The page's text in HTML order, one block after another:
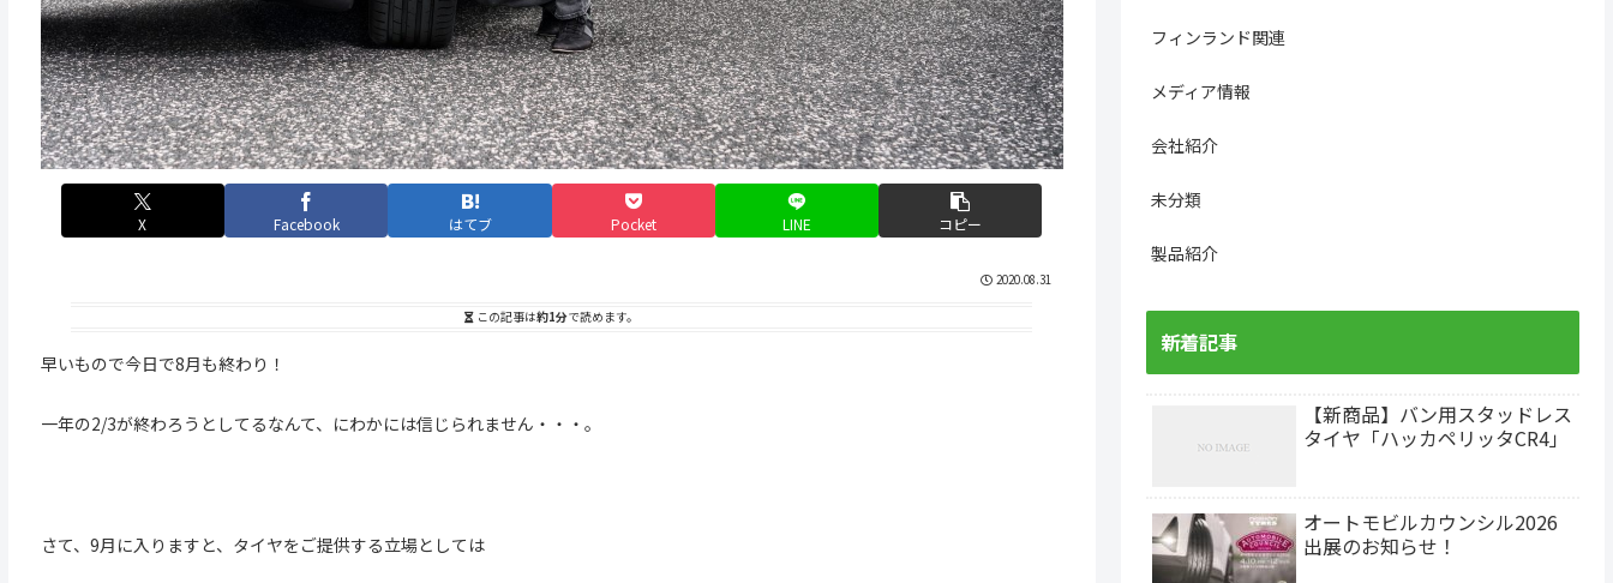
X Facebook はてブ Pocket LINE コピー
2020.08.31
この記事は約1分で読めます。
早いもので今日で8月も終わり！
一年の2/3が終わろうとしてるなんて、にわかには信じられません・・・。
さて、9月に入りますと、タイヤをご提供する立場としては
フィンランド関連
メディア情報
会社紹介
未分類
製品紹介
新着記事
【新商品】バン用スタッドレス
タイヤ「ハッカペリッタCR4」
オートモビルカウンシル2026
出展のお知らせ！